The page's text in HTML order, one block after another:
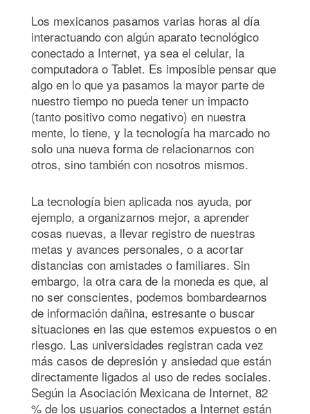
Los mexicanos pasamos varias horas al día
interactuando con algún aparato tecnológico
conectado a Internet, ya sea el celular, la
computadora o Tablet. Es imposible pensar que
algo en lo que ya pasamos la mayor parte de
nuestro tiempo no pueda tener un impacto
(tanto positivo como negativo) en nuestra
mente, lo tiene, y la tecnología ha marcado no
solo una nueva forma de relacionarnos con
otros, sino también con nosotros mismos.
La tecnología bien aplicada nos ayuda, por
ejemplo, a organizarnos mejor, a aprender
cosas nuevas, a llevar registro de nuestras
metas y avances personales, o a acortar
distancias con amistades o familiares. Sin
embargo, la otra cara de la moneda es que, al
no ser conscientes, podemos bombardearnos
de información dañina, estresante o buscar
situaciones en las que estemos expuestos o en
riesgo. Las universidades registran cada vez
más casos de depresión y ansiedad que están
directamente ligados al uso de redes sociales.
Según la Asociación Mexicana de Internet, 82
% de los usuarios conectados a Internet están